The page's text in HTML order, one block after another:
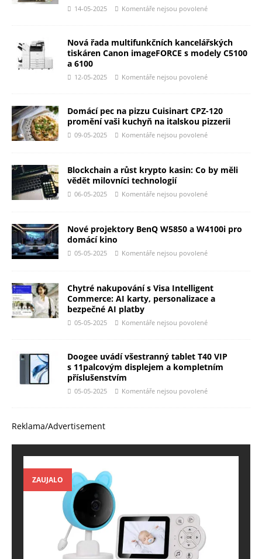
14-05-2025 Komentáře nejsou povolené
Nová řada multifunkčních kancelářských
tiskáren Canon imageFORCE s modely C5100
a 6100
12-05-2025 Komentáře nejsou povolené
Domácí pec na pizzu Cuisinart CPZ-120
promění vaši kuchyň na italskou pizzerii
09-05-2025 Komentáře nejsou povolené
Blockchain a růst krypto kasin: Co by měli
vědět milovníci technologií
06-05-2025 Komentáře nejsou povolené
Nové projektory BenQ W5850 a W4100i pro
domácí kino
05-05-2025 Komentáře nejsou povolené
Chytré nakupování s Visa Intelligent
Commerce: AI karty, personalizace a
bezpečné AI platby
05-05-2025 Komentáře nejsou povolené
Doogee uvádí všestranný tablet T40 VIP
s 11palcovým displejem a kompletním
příslušenstvím
05-05-2025 Komentáře nejsou povolené
Reklama/Advertisement
ZAUJALO